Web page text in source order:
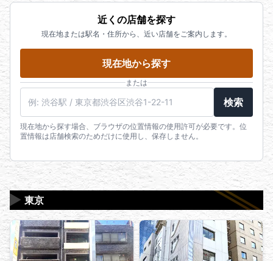
近くの店舗を探す
現在地または駅名・住所から、近い店舗をご案内します。
現在地から探す
または
検索
現在地から探す場合、ブラウザの位置情報の使用許可が必要です。位
置情報は店舗検索のためだけに使用し、保存しません。
東京
▶